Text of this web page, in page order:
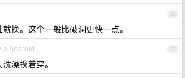
26
换。这个一般比破洞更快一点。
27
Android
澡换着穿。